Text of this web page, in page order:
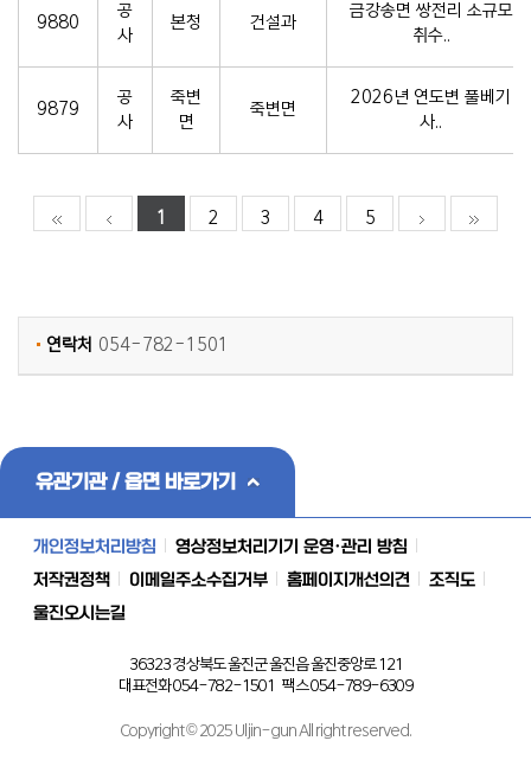
9880
공
사
본청 건설과
금강송면 쌍전리 소규모
취수..
9879
공
사
죽변
면
죽변면
2026년 연도변 풀베기
사..
1 2 3 4 5
연락처 054-782-1501
유관기관 / 읍면 바로가기
개인정보처리방침
영상정보처리기기 운영·관리 방침
저작권정책
이메일주소수집거부 홈페이지개선의견
조직도
울진오시는길
36323 경상북도 울진군 울진읍 울진중앙로 121
대표전화 054-782-1501 팩스 054-789-6309
Copyright © 2025 Uljin-gun All right reserved.